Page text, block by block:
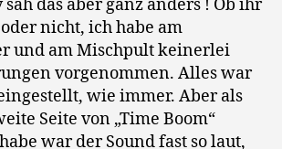
sah das aber ganz anders ! Ob ihr
nicht, ich habe am
und am Mischpult keinerlei
vorgenommen. Alles war
wie immer. Aber als
Seite von „Time Boom“
war der Sound fast so laut,